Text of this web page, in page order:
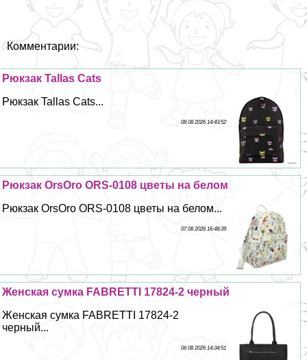
Комментарии:
Рюкзак Tallas Cats
Рюкзак Tallas Cats...
08 08 2026 14:43:52
Рюкзак OrsOro ORS-0108 цветы на белом
Рюкзак OrsOro ORS-0108 цветы на белом...
07 08 2026 16:48:39
Женская сумка FABRETTI 17824-2 черный
Женская сумка FABRETTI 17824-2
черный...
06 08 2026 14:34:51